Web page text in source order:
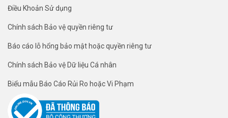
Điều Khoản Sử dụng
Chính sách Bảo vệ quyền riêng tư
Báo cáo lỗ hổng bảo mật hoặc quyền riêng tư
Chính sách Bảo vệ Dữ liệu Cá nhân
Biểu mẫu Báo Cáo Rủi Ro hoặc Vi Phạm